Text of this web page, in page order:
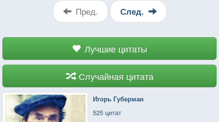
Пред. След.
Лучшие цитаты
Случайная цитата
Игорь Губерман
525 цитат